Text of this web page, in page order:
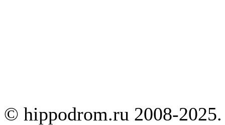
© hippodrom.ru 2008-